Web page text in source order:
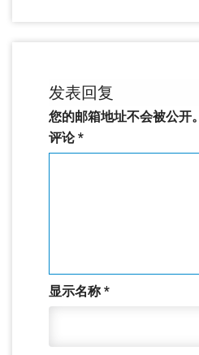
发表回复
您的邮箱地址不会被公开。
评论*
显示名称*